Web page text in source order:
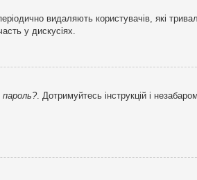
видаляють користувачів, які
у дискусіях.
пароль?. Дотримуйтесь інструкцій і